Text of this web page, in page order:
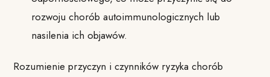
rozwoju chorób autoimmunologicznych lub
nasilenia ich objawów.
Rozumienie przyczyn i czynników ryzyka chorób